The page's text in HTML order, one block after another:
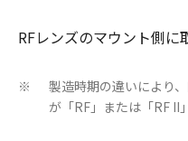
RFレンズのマウント側に
※
製造時期の違いにより
が「RF」または「RF II